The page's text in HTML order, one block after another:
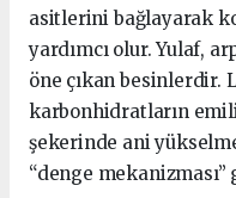
asitlerini bağlayarak
yardımcı olur. Yulaf,
öne çıkan besinlerdir.
karbonhidratların
şekerinde ani
“denge mekanizması”